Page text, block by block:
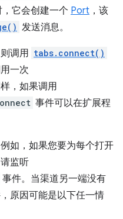
，它会创建一个 Port ，该
发送消息。
调用 tabs.connect()
一次
，如果调用
事件可以在扩展程
如，如果您要为每个打开
监听
事件。当渠道另一端没有
原因可能是以下任一情